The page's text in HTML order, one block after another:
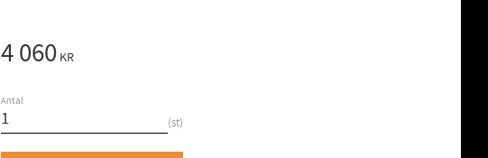
4 060KR
Antal
st